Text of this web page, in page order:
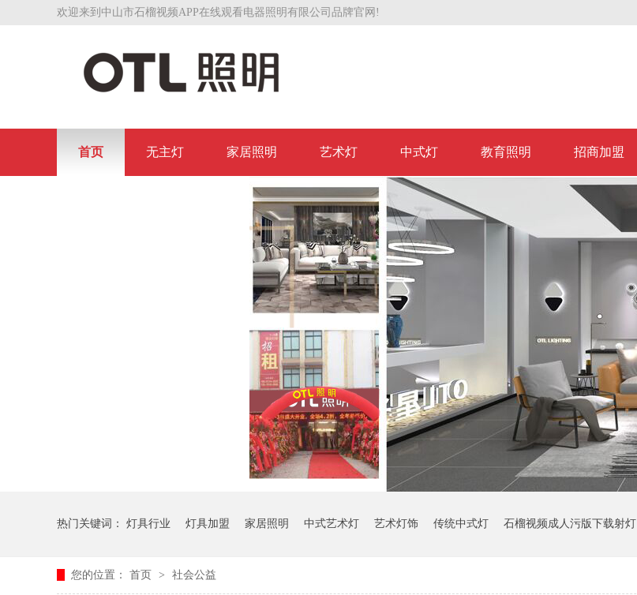
欢迎来到中山市石榴视频APP在线观看电器照明有限公司品牌官网!
首页 无主灯 家居照明 艺术灯 中式灯 教育照明 招商加盟
热门关键词： 灯具行业 灯具加盟 家居照明 中式艺术灯 艺术灯饰 传统中式灯 石榴视频成人污版下载射灯
您的位置： 首页 > 社会公益